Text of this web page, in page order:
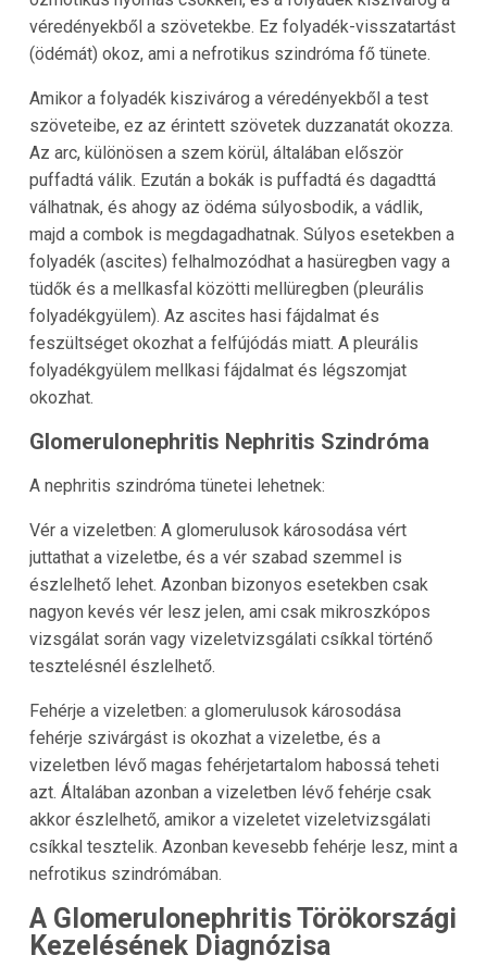
véredényekből a szövetekbe. Ez folyadék-visszatartást
(ödémát) okoz, ami a nefrotikus szindróma fő tünete.
Amikor a folyadék kiszivárog a véredényekből a test
szöveteibe, ez az érintett szövetek duzzanatát okozza.
Az arc, különösen a szem körül, általában először
puffadtá válik. Ezután a bokák is puffadtá és dagadttá
válhatnak, és ahogy az ödéma súlyosbodik, a vádlik,
majd a combok is megdagadhatnak. Súlyos esetekben a
folyadék (ascites) felhalmozódhat a hasüregben vagy a
tüdők és a mellkasfal közötti mellüregben (pleurális
folyadékgyülem). Az ascites hasi fájdalmat és
feszültséget okozhat a felfújódás miatt. A pleurális
folyadékgyülem mellkasi fájdalmat és légszomjat
okozhat.
Glomerulonephritis Nephritis Szindróma
A nephritis szindróma tünetei lehetnek:
Vér a vizeletben: A glomerulusok károsodása vért
juttathat a vizeletbe, és a vér szabad szemmel is
észlelhető lehet. Azonban bizonyos esetekben csak
nagyon kevés vér lesz jelen, ami csak mikroszkópos
vizsgálat során vagy vizeletvizsgálati csíkkal történő
tesztelésnél észlelhető.
Fehérje a vizeletben: a glomerulusok károsodása
fehérje szivárgást is okozhat a vizeletbe, és a
vizeletben lévő magas fehérjetartalom habossá teheti
azt. Általában azonban a vizeletben lévő fehérje csak
akkor észlelhető, amikor a vizeletet vizeletvizsgálati
csíkkal tesztelik. Azonban kevesebb fehérje lesz, mint a
nefrotikus szindrómában.
A Glomerulonephritis Törökországi
Kezelésének Diagnózisa